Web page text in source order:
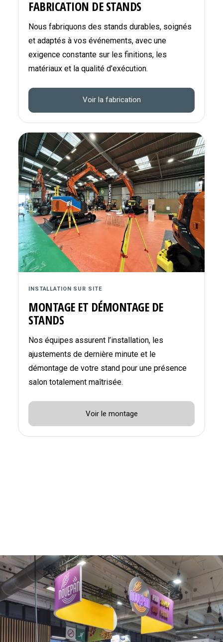
FABRICATION DE STANDS
Nous fabriquons des stands durables, soignés
et adaptés à vos événements, avec une
exigence constante sur les finitions, les
matériaux et la qualité d’exécution.
Voir la fabrication
INSTALLATION SUR SITE
MONTAGE ET DÉMONTAGE DE
STANDS
Nos équipes assurent l’installation, les
ajustements de dernière minute et le
démontage de votre stand pour une présence
salon totalement maîtrisée.
Voir le montage